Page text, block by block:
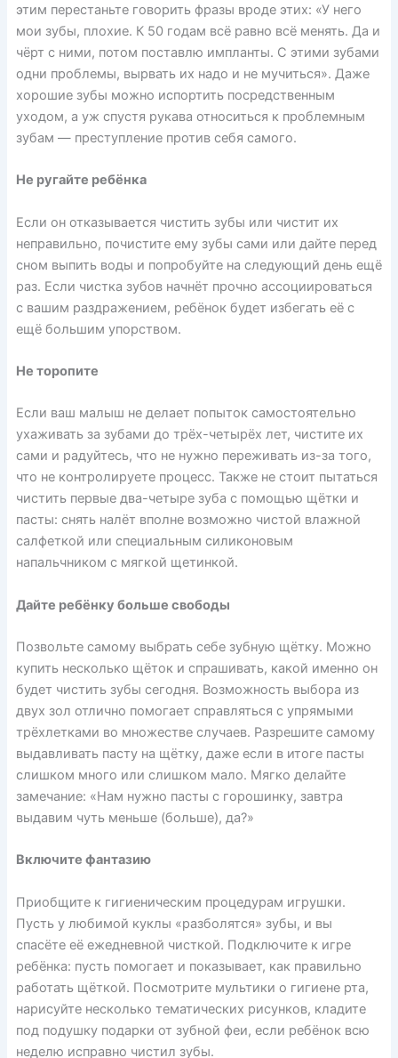
этим перестаньте говорить фразы вроде этих: «У него
мои зубы, плохие. К 50 годам всё равно всё менять. Да и
чёрт с ними, потом поставлю импланты. С этими зубами
одни проблемы, вырвать их надо и не мучиться». Даже
хорошие зубы можно испортить посредственным
уходом, а уж спустя рукава относиться к проблемным
зубам — преступление против себя самого.
Не ругайте ребёнка
Если он отказывается чистить зубы или чистит их
неправильно, почистите ему зубы сами или дайте перед
сном выпить воды и попробуйте на следующий день ещё
раз. Если чистка зубов начнёт прочно ассоциироваться
с вашим раздражением, ребёнок будет избегать её с
ещё большим упорством.
Не торопите
Если ваш малыш не делает попыток самостоятельно
ухаживать за зубами до трёх-четырёх лет, чистите их
сами и радуйтесь, что не нужно переживать из-за того,
что не контролируете процесс. Также не стоит пытаться
чистить первые два-четыре зуба с помощью щётки и
пасты: снять налёт вполне возможно чистой влажной
салфеткой или специальным силиконовым
напальчником с мягкой щетинкой.
Дайте ребёнку больше свободы
Позвольте самому выбрать себе зубную щётку. Можно
купить несколько щёток и спрашивать, какой именно он
будет чистить зубы сегодня. Возможность выбора из
двух зол отлично помогает справляться с упрямыми
трёхлетками во множестве случаев. Разрешите самому
выдавливать пасту на щётку, даже если в итоге пасты
слишком много или слишком мало. Мягко делайте
замечание: «Нам нужно пасты с горошинку, завтра
выдавим чуть меньше (больше), да?»
Включите фантазию
Приобщите к гигиеническим процедурам игрушки.
Пусть у любимой куклы «разболятся» зубы, и вы
спасёте её ежедневной чисткой. Подключите к игре
ребёнка: пусть помогает и показывает, как правильно
работать щёткой. Посмотрите мультики о гигиене рта,
нарисуйте несколько тематических рисунков, кладите
под подушку подарки от зубной феи, если ребёнок всю
неделю исправно чистил зубы.